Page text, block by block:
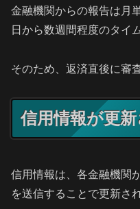
金融機関からの報告は月
日から数週間程度のタイ
そのため、返済直後に審
信用情報が更
信用情報は、各金融機関
を送信することで更新さ